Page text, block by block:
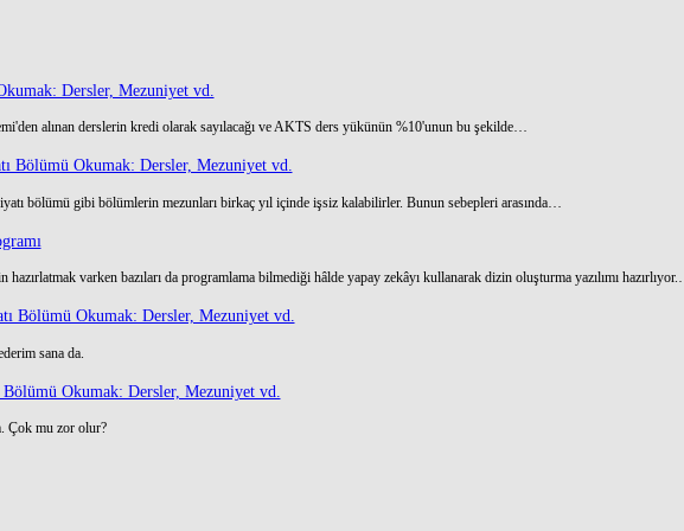
Dersler, Mezuniyet vd.
alınan derslerin kredi olarak sayılacağı ve AKTS ders yükünün %10'unun bu şekilde…
Bölümü Okumak: Dersler, Mezuniyet vd.
bölümü gibi bölümlerin mezunları birkaç yıl içinde işsiz kalabilirler. Bunun sebepleri arasında…
varken bazıları da programlama bilmediği hâlde yapay zekâyı kullanarak dizin oluşturma yazılımı
Bölümü Okumak: Dersler, Mezuniyet vd.
sana da.
Okumak: Dersler, Mezuniyet vd.
Çok mu zor olur?